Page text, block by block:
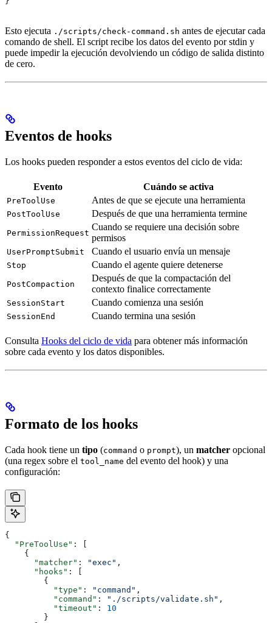
Esto ejecuta ./scripts/check-command.sh antes de ejecutar cada
comando de shell. El script recibe los datos del evento por stdin y
puede impedir la ejecución devolviendo un código de salida distinto
de cero.
Eventos de hooks
Los hooks pueden responder a estos eventos del ciclo de vida:
Evento Cuándo se activa
PreToolUse Antes de que se ejecute una herramienta
PostToolUse Después de que una herramienta termine
PermissionRequest
Cuando se requiere una decisión sobre
permisos
UserPromptSubmit Cuando el usuario envía un mensaje
Stop Cuando el agente quiere detenerse
PostCompaction
Después de que la compactación del
contexto finalice correctamente
SessionStart Cuando comienza una sesión
SessionEnd Cuando termina una sesión
Consulta Hooks del ciclo de vida para obtener más información
sobre cada evento y los datos disponibles.
Formato de los hooks
Cada hook tiene un tipo (command o prompt), un matcher opcional
(una regex sobre el tool_name del evento del hook) y una
configuración:
{
  "PreToolUse"
: [
    {
      "matcher"
: "exec" ,
      "hooks"
: [
        {
          "type"
: "command" ,
          "command"
: "./scripts/validate.sh" ,
          "timeout"
: 10
        }